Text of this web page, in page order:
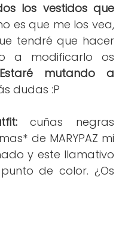
los vestidos que
es que me los vea,
tendré que hacer
a modificarlo os
mutando a
dudas :P
cuñas negras
de MARYPAZ mi
y este llamativo
de color. ¿Os